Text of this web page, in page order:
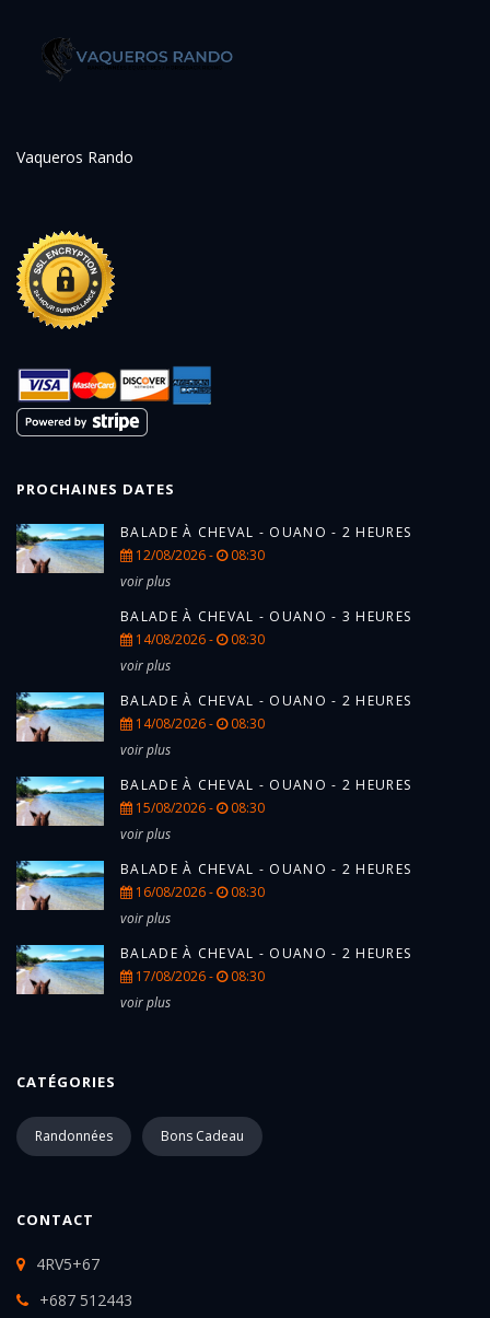
Vaqueros Rando
PROCHAINES DATES
BALADE À CHEVAL - OUANO - 2 HEURES
12/08/2026 -
08:30
voir plus
BALADE À CHEVAL - OUANO - 3 HEURES
14/08/2026 -
08:30
voir plus
BALADE À CHEVAL - OUANO - 2 HEURES
14/08/2026 -
08:30
voir plus
BALADE À CHEVAL - OUANO - 2 HEURES
15/08/2026 -
08:30
voir plus
BALADE À CHEVAL - OUANO - 2 HEURES
16/08/2026 -
08:30
voir plus
BALADE À CHEVAL - OUANO - 2 HEURES
17/08/2026 -
08:30
voir plus
CATÉGORIES
Randonnées Bons Cadeau
CONTACT
4RV5+67
+687 512443